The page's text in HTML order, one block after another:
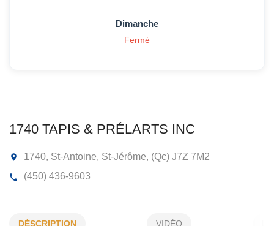
1740 TAPIS & PRÉLARTS INC
DÉSCRIPTION VIDÉO
Dimanche
Fermé